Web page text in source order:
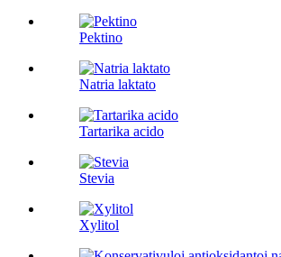
Pektino
Natria laktato
Tartarika acido
Stevia
Xylitol